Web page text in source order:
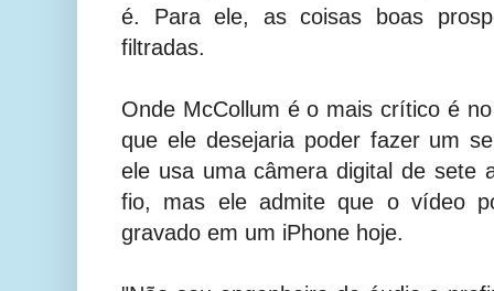
é. Para ele, as coisas boas
filtradas.
Onde McCollum é o mais crítico é
que ele desejaria poder fazer um
ele usa uma câmera digital de sete
fio, mas ele admite que o vídeo
gravado em um iPhone hoje.